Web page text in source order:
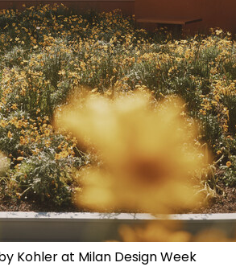
Kohler at Milan Design Week